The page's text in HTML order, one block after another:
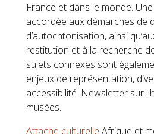
France et dans le monde.
accordée aux démarches de
d’autochtonisation, ainsi
restitution et à la recherche
sujets connexes sont
enjeux de représentation,
accessibilité. Newsletter sur
musées.
Attache culturelle Afrique et